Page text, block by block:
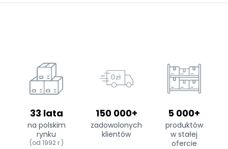
33 lata
na polskim
rynku
(od 1992 r.)
150 000+
zadowolonych
klientów
5 000+
produktów
w stałej
ofercie